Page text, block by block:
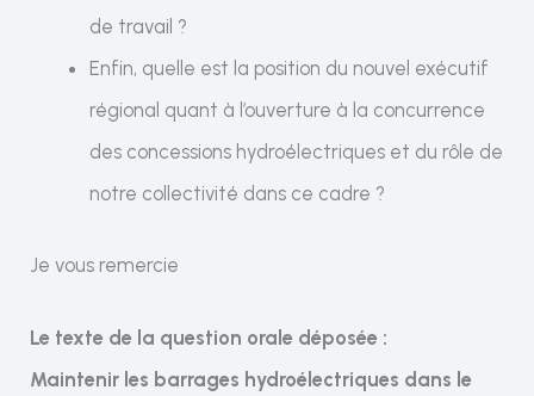
de travail ?
Enfin, quelle est la position du nouvel exécutif
régional quant à l’ouverture à la concurrence
des concessions hydroélectriques et du rôle de
notre collectivité dans ce cadre ?
Je vous remercie
Le texte de la question orale déposée :
Maintenir les barrages hydroélectriques dans le